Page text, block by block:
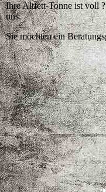
Ihre Altfett-Tonne ist voll
uns.
Sie möchten ein